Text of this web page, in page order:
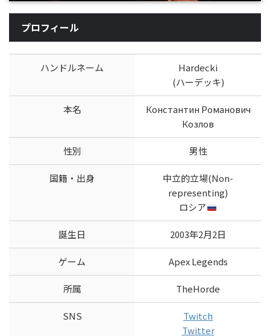
プロフィール
ハンドルネーム
Hardecki
(ハーデッキ)
本名
Константин Романович
Козлов
性別 男性
国籍・出身
中立的立場(Non-
representing)
ロシア
誕生日 2003年2月2日
ゲーム Apex Legends
所属 TheHorde
SNS
Twitch
Twitter